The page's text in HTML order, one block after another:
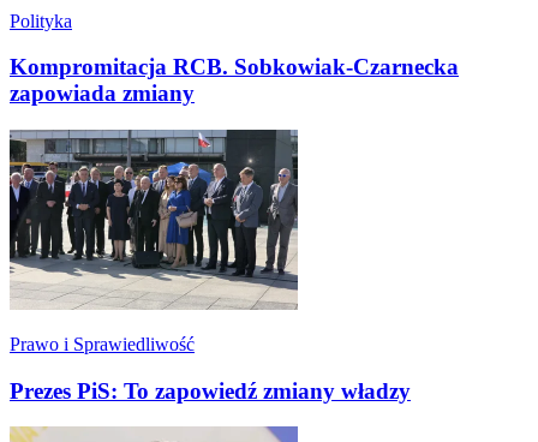
Polityka
Kompromitacja RCB. Sobkowiak-Czarnecka
zapowiada zmiany
Prawo i Sprawiedliwość
Prezes PiS: To zapowiedź zmiany władzy